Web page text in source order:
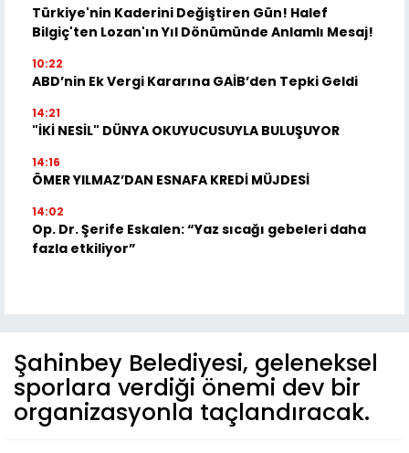
Türkiye'nin Kaderini Değiştiren Gün! Halef
Bilgiç'ten Lozan'ın Yıl Dönümünde Anlamlı Mesaj!
10:22
ABD’nin Ek Vergi Kararına GAİB’den Tepki Geldi
14:21
"İKİ NESİL" DÜNYA OKUYUCUSUYLA BULUŞUYOR
14:16
ÖMER YILMAZ’DAN ESNAFA KREDİ MÜJDESİ
14:02
Op. Dr. Şerife Eskalen: “Yaz sıcağı gebeleri daha
fazla etkiliyor”
Şahinbey Belediyesi, geleneksel
sporlara verdiği önemi dev bir
organizasyonla taçlandıracak.